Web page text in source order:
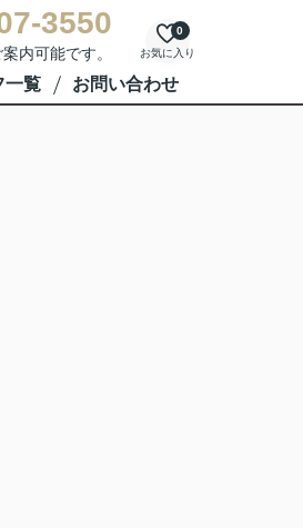
3550
内可能です。 お気に入り
0
一覧 お問い合わせ